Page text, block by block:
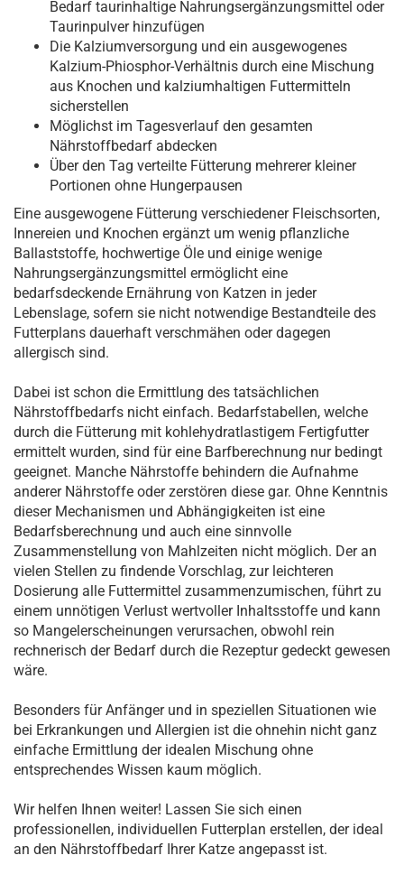
Bedarf taurinhaltige Nahrungsergänzungsmittel oder
Taurinpulver hinzufügen
Die Kalziumversorgung und ein ausgewogenes
Kalzium-Phiosphor-Verhältnis durch eine Mischung
aus Knochen und kalziumhaltigen Futtermitteln
sicherstellen
Möglichst im Tagesverlauf den gesamten
Nährstoffbedarf abdecken
Über den Tag verteilte Fütterung mehrerer kleiner
Portionen ohne Hungerpausen
Eine ausgewogene Fütterung verschiedener Fleischsorten,
Innereien und Knochen ergänzt um wenig pflanzliche
Ballaststoffe, hochwertige Öle und einige wenige
Nahrungsergänzungsmittel ermöglicht eine
bedarfsdeckende Ernährung von Katzen in jeder
Lebenslage, sofern sie nicht notwendige Bestandteile des
Futterplans dauerhaft verschmähen oder dagegen
allergisch sind.
Dabei ist schon die Ermittlung des tatsächlichen
Nährstoffbedarfs nicht einfach. Bedarfstabellen, welche
durch die Fütterung mit kohlehydratlastigem Fertigfutter
ermittelt wurden, sind für eine Barfberechnung nur bedingt
geeignet. Manche Nährstoffe behindern die Aufnahme
anderer Nährstoffe oder zerstören diese gar. Ohne Kenntnis
dieser Mechanismen und Abhängigkeiten ist eine
Bedarfsberechnung und auch eine sinnvolle
Zusammenstellung von Mahlzeiten nicht möglich. Der an
vielen Stellen zu findende Vorschlag, zur leichteren
Dosierung alle Futtermittel zusammenzumischen, führt zu
einem unnötigen Verlust wertvoller Inhaltsstoffe und kann
so Mangelerscheinungen verursachen, obwohl rein
rechnerisch der Bedarf durch die Rezeptur gedeckt gewesen
wäre.
Besonders für Anfänger und in speziellen Situationen wie
bei Erkrankungen und Allergien ist die ohnehin nicht ganz
einfache Ermittlung der idealen Mischung ohne
entsprechendes Wissen kaum möglich.
Wir helfen Ihnen weiter! Lassen Sie sich einen
professionellen, individuellen Futterplan erstellen, der ideal
an den Nährstoffbedarf Ihrer Katze angepasst ist.